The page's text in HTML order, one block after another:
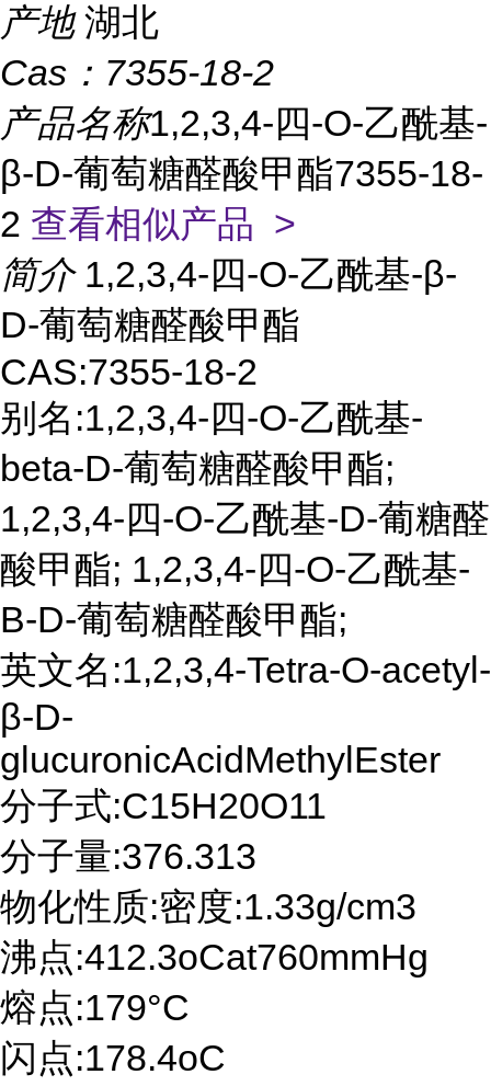
产地 湖北
Cas： 7355-18-2
产品名称1,2,3,4-四-O-乙酰基-
β-D-葡萄糖醛酸甲酯7355-18-
2 查看相似产品 >
简介 1,2,3,4-四-O-乙酰基-β-
D-葡萄糖醛酸甲酯
CAS:7355-18-2
别名:1,2,3,4-四-O-乙酰基-
beta-D-葡萄糖醛酸甲酯;
1,2,3,4-四-O-乙酰基-D-葡糖醛
酸甲酯; 1,2,3,4-四-O-乙酰基-
Β-D-葡萄糖醛酸甲酯;
英文名:1,2,3,4-Tetra-O-acetyl-
β-D-
glucuronicAcidMethylEster
分子式:C15H20O11
分子量:376.313
物化性质:密度:1.33g/cm3
沸点:412.3oCat760mmHg
熔点:179°C
闪点:178.4oC